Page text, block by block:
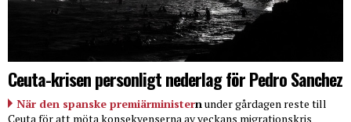
Ceuta-krisen personligt nederlag för Pedro Sanchez
När den spanske premiärministernunder gårdagen reste till
Ceuta för att möta konsekvenserna av veckans migrationskris